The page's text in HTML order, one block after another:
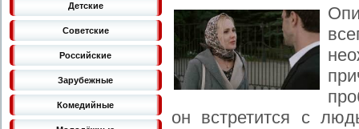
Детские
Советские
Российские
Зарубежные
Комедийные
он встретится с